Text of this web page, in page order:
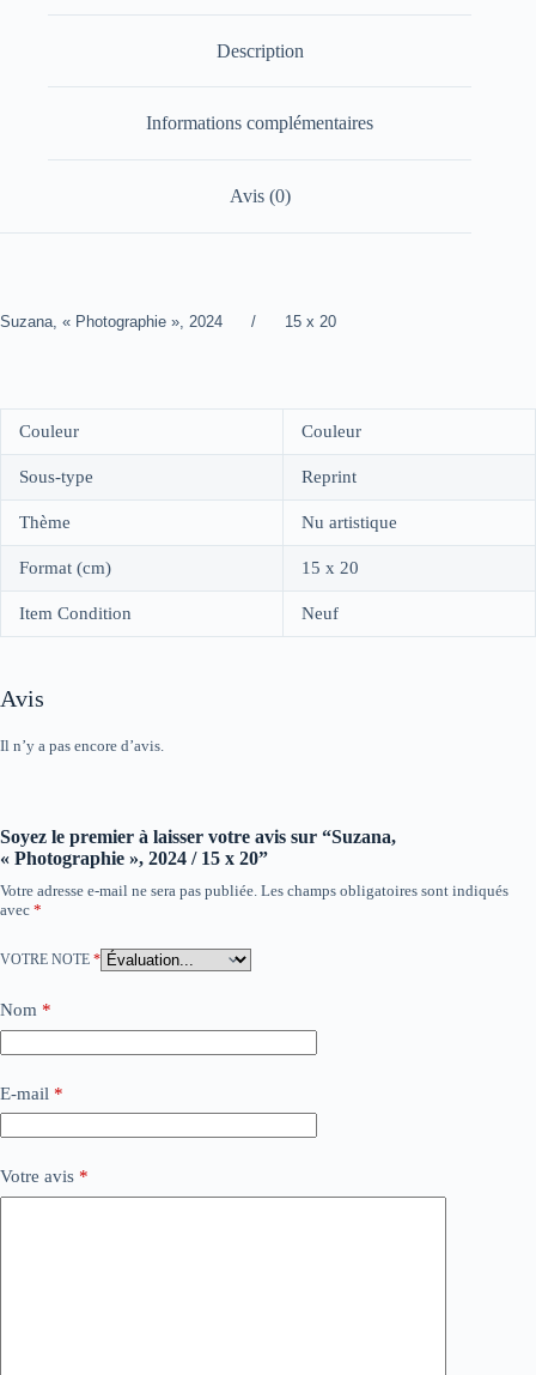
Description
Informations complémentaires
Avis (0)
Suzana, « Photographie », 2024 / 15 x 20
Couleur Couleur
Sous-type Reprint
Thème Nu artistique
Format (cm) 15 x 20
Item Condition Neuf
Avis
Il n’y a pas encore d’avis.
Soyez le premier à laisser votre avis sur “Suzana,
« Photographie », 2024 / 15 x 20”
Votre adresse e-mail ne sera pas publiée. Les champs obligatoires sont indiqués
avec *
VOTRE NOTE *
Nom *
E-mail *
Votre avis *